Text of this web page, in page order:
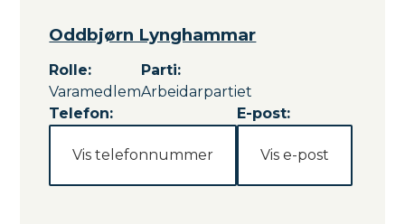
Oddbjørn Lynghammar
Rolle:
Varamedlem
Parti:
Arbeidarpartiet
Telefon:
Vis telefonnummer
E-post:
Vis e-post